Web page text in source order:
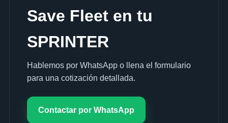
Save Fleet en tu
SPRINTER
Hablemos por WhatsApp o llena el formulario
para una cotización detallada.
Contactar por WhatsApp